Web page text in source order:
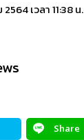
เวลา 11:38 น.
Share